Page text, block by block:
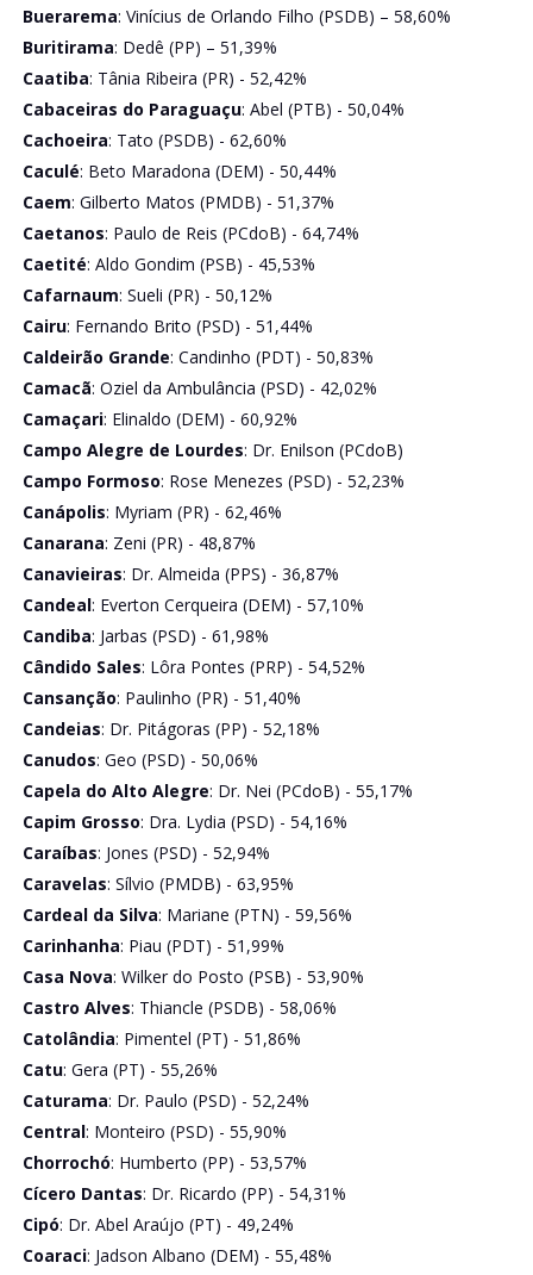
Buerarema: Vinícius de Orlando Filho (PSDB) – 58,60%
Buritirama: Dedê (PP) – 51,39%
Caatiba: Tânia Ribeira (PR) - 52,42%
Cabaceiras do Paraguaçu: Abel (PTB) - 50,04%
Cachoeira: Tato (PSDB) - 62,60%
Caculé: Beto Maradona (DEM) - 50,44%
Caem: Gilberto Matos (PMDB) - 51,37%
Caetanos: Paulo de Reis (PCdoB) - 64,74%
Caetité: Aldo Gondim (PSB) - 45,53%
Cafarnaum: Sueli (PR) - 50,12%
Cairu: Fernando Brito (PSD) - 51,44%
Caldeirão Grande: Candinho (PDT) - 50,83%
Camacã: Oziel da Ambulância (PSD) - 42,02%
Camaçari: Elinaldo (DEM) - 60,92%
Campo Alegre de Lourdes: Dr. Enilson (PCdoB)
Campo Formoso: Rose Menezes (PSD) - 52,23%
Canápolis: Myriam (PR) - 62,46%
Canarana: Zeni (PR) - 48,87%
Canavieiras: Dr. Almeida (PPS) - 36,87%
Candeal: Everton Cerqueira (DEM) - 57,10%
Candiba: Jarbas (PSD) - 61,98%
Cândido Sales: Lôra Pontes (PRP) - 54,52%
Cansanção: Paulinho (PR) - 51,40%
Candeias: Dr. Pitágoras (PP) - 52,18%
Canudos: Geo (PSD) - 50,06%
Capela do Alto Alegre: Dr. Nei (PCdoB) - 55,17%
Capim Grosso: Dra. Lydia (PSD) - 54,16%
Caraíbas: Jones (PSD) - 52,94%
Caravelas: Sílvio (PMDB) - 63,95%
Cardeal da Silva: Mariane (PTN) - 59,56%
Carinhanha: Piau (PDT) - 51,99%
Casa Nova: Wilker do Posto (PSB) - 53,90%
Castro Alves: Thiancle (PSDB) - 58,06%
Catolândia: Pimentel (PT) - 51,86%
Catu: Gera (PT) - 55,26%
Caturama: Dr. Paulo (PSD) - 52,24%
Central: Monteiro (PSD) - 55,90%
Chorrochó: Humberto (PP) - 53,57%
Cícero Dantas: Dr. Ricardo (PP) - 54,31%
Cipó: Dr. Abel Araújo (PT) - 49,24%
Coaraci: Jadson Albano (DEM) - 55,48%